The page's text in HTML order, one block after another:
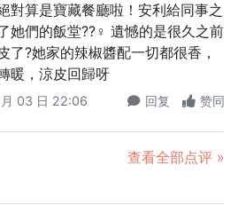
對算是寶藏餐廳啦！安利給同事之
她們的飯堂??‍♀️ 遺憾的是很久之前
了?她家的辣椒醬配一切都很香，
暖，涼皮回歸呀
03 日 22:06 回复 赞同
查看全部点评 »